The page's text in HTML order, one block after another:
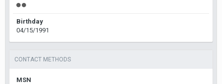
Birthday
04/15/1991
CONTACT METHODS
MSN